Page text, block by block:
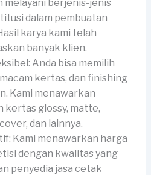
melayani berjenis-jenis
dalam pembuatan
karya kami telah
banyak klien.
Anda bisa memilih
kertas, dan finishing
Kami menawarkan
kertas glossy, matte,
dan lainnya.
Kami menawarkan harga
dengan kwalitas yang
penyedia jasa cetak